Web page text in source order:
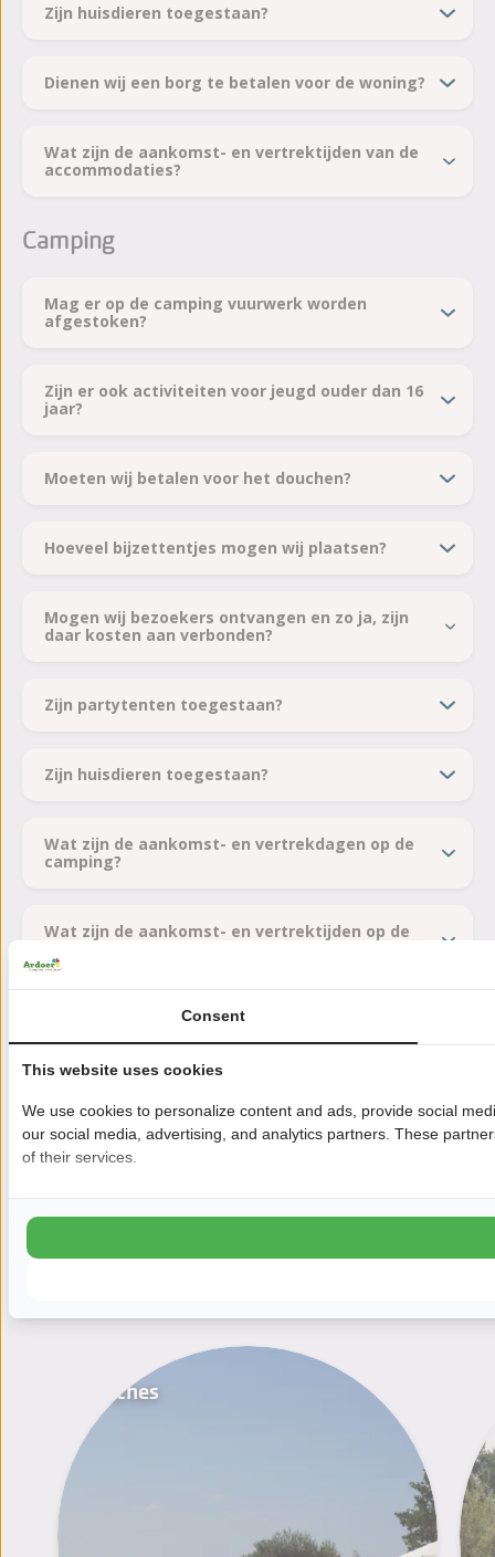
Zijn huisdieren toegestaan?
Dienen wij een borg te betalen voor de woning?
Wat zijn de aankomst- en vertrektijden van de
accommodaties?
Camping
Mag er op de camping vuurwerk worden
afgestoken?
Zijn er ook activiteiten voor jeugd ouder dan 16
jaar?
Moeten wij betalen voor het douchen?
Hoeveel bijzettentjes mogen wij plaatsen?
Mogen wij bezoekers ontvangen en zo ja, zijn
daar kosten aan verbonden?
Zijn partytenten toegestaan?
Zijn huisdieren toegestaan?
Wat zijn de aankomst- en vertrekdagen op de
camping?
Wat zijn de aankomst- en vertrektijden op de
Facilities & Opening Hours
Heb ik een vaarbewijs nodig?
Dienen wij een borg te betalen voor de boot?
Is your question not listed?
Pitches
Consent
This website uses cookies
We use cookies to personalize content and ads, provide social
our social media, advertising, and analytics partners. These
of their services.